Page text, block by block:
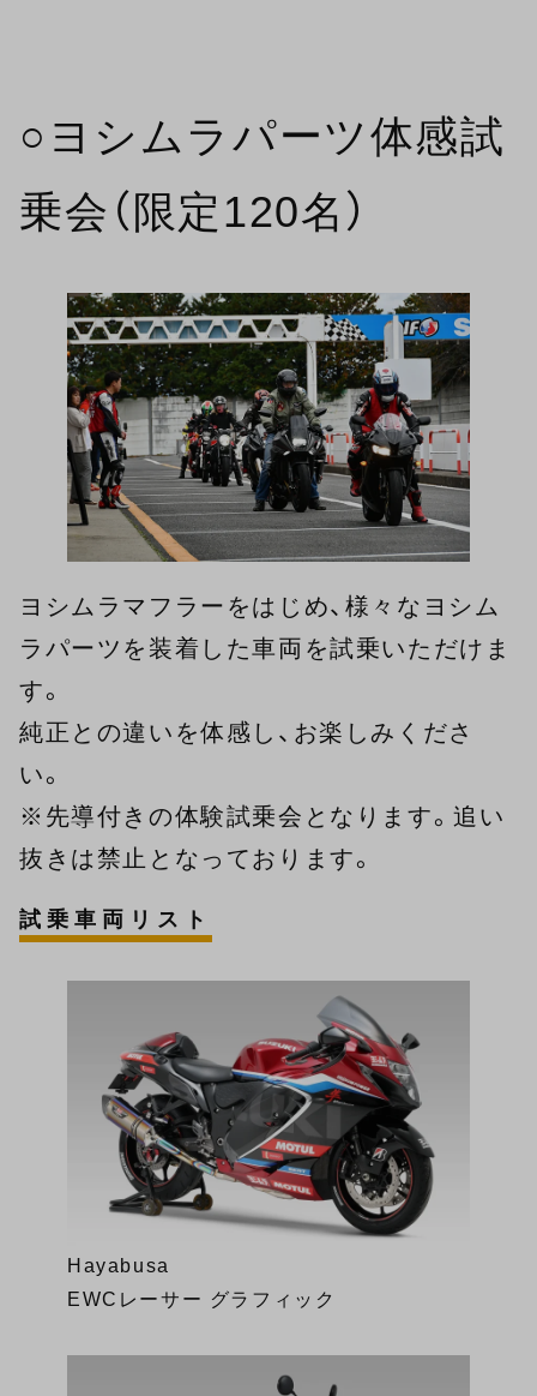
○ヨシムラパーツ体感試
乗会（限定120名）
ヨシムラマフラーをはじめ、様々なヨシム
ラパーツを装着した車両を試乗いただけま
す。
純正との違いを体感し、お楽しみくださ
い。
※先導付きの体験試乗会となります。追い
抜きは禁止となっております。
試乗車両リスト
Hayabusa
EWCレーサー グラフィック